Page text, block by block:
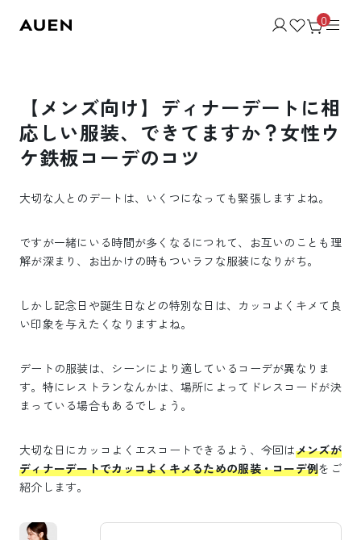
0
【メンズ向け】ディナーデートに相
応しい服装、できてますか？女性ウ
ケ鉄板コーデのコツ
大切な人とのデートは、いくつになっても緊張しますよね。
ですが一緒にいる時間が多くなるにつれて、お互いのことも理
解が深まり、お出かけの時もついラフな服装になりがち。
しかし記念日や誕生日などの特別な日は、カッコよくキメて良
い印象を与えたくなりますよね。
デートの服装は、シーンにより適しているコーデが異なりま
す。特にレストランなんかは、場所によってドレスコードが決
まっている場合もあるでしょう。
大切な日にカッコよくエスコートできるよう、今回はメンズが
ディナーデートでカッコよくキメるための服装・コーデ例をご
紹介します。